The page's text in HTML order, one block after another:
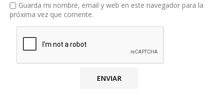
Guarda mi nombre, email y web en este navegador para la
próxima vez que comente.